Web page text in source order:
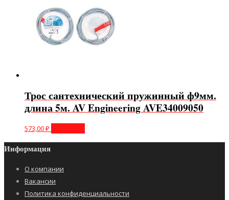
Трос сантехнический пружинный ф9мм.
длина 5м. AV Engineering AVE34009050
573,00₽
Информация
О компании
Вакансии
Политика конфиденциальности